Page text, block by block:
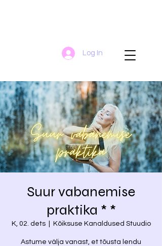
Log In
Suur vabanemise
praktika * *
K, 02. dets
  |
Kõiksuse Kanaldused Stuudio
Astume välja vanast, et tõusta lendu